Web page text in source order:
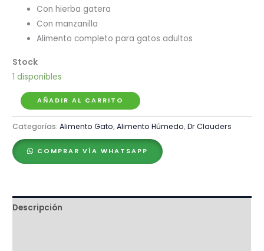
Con hierba gatera
Con manzanilla
Alimento completo para gatos adultos
1 disponibles
Dr.
Clauder's
Best
Selection
N°34
&
AÑADIR AL CARRITO
Categorías:Alimento Gato,Alimento Húmedo,Dr Clauders
COMPRAR VÍA WHATSAPP
Descripción